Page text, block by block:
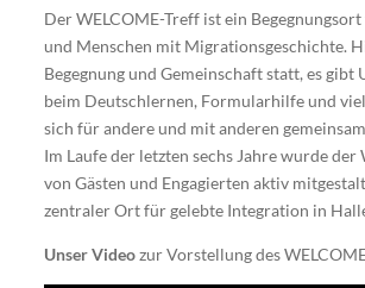
Der WELCOME-Treff ist ein
und Menschen mit Migrationsgeschichte.
Begegnung und Gemeinschaft statt, es gibt
beim Deutschlernen, Formularhilfe und
sich für andere und mit anderen
Im Laufe der letzten sechs Jahre wurde der
von Gästen und Engagierten aktiv
zentraler Ort für gelebte Integration in
Unser Videozur Vorstellung des